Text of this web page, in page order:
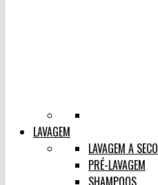
LAVAGEM
LAVAGEM A SECO
PRÉ-LAVAGEM
SHAMPOOS